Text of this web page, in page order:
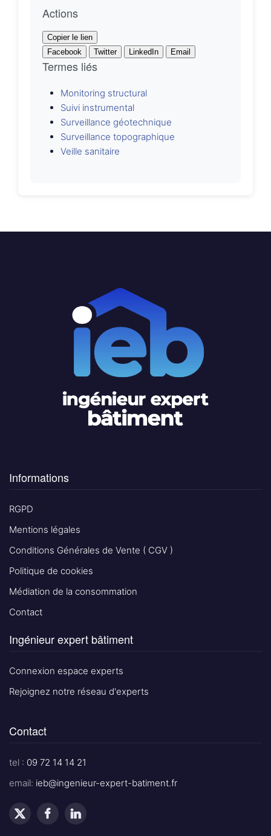
Actions
Copier le lien
Facebook
Twitter LinkedIn Email
Termes liés
Monitoring structural
Suivi instrumental
Surveillance géotechnique
Surveillance topographique
Veille sanitaire
Informations
RGPD
Mentions légales
Conditions Générales de Vente ( CGV )
Politique de cookies
Médiation de la consommation
Contact
Ingénieur expert bâtiment
Connexion espace experts
Rejoignez notre réseau d'experts
Contact
tel : 09 72 14 14 21
email: ieb@ingenieur-expert-batiment.fr